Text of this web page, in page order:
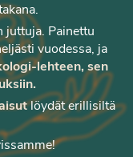
juttuja. Painettu
vuodessa, ja
lehteen, sen
löydät erillisiltä